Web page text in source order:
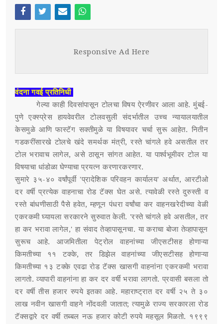
जॉब/ नोकरी
POST WITH LEFT SIDEBAR
SUB MENU 3
PARENTAL MENU
PARENTAL MENU
PARENTAL MENU
PARENTAL MENU
SUB MENU 4
संपर्क
Face
Twi
Ema
Wh
Responsive Ad Here
वंदना गवई प्रतिनिधी
गेल्या काही दिवसांपासून टोलचा विषय ऐरणीवर आला आहे. मुंबई-
पुणे एक्स्प्रेस हायवेवरील टोलवसुली संदर्भातील उच्च न्यायालयातील
केसमुळे आणि फास्टॅग सक्तीमुळे या विषयावर चर्चा सुरू आहेत. नितीन
गडकरींसारखे टोलचे खंदे समर्थक मंत्री, रस्ते चांगले हवे असतील तर
टोल भरावाच लागेल, असे ठासून सांगत आहेत. या पार्श्वभूमीवर टोल या
विषयाचा धांडोळा घेण्याचा प्रयत्न करणारकरणार.
सुमारे ३५-४० वर्षांपूर्वी 'प्रादेशिक परिवहन कार्यालय' अर्थात, आरटीओ
दर वर्षी प्रत्येक वाहनाचा रोड टॅक्स घेत असे. त्यावेळी रस्ते दुरुस्ती व
रस्ते बांधणीसाठी पैसे हवेत, म्हणून पंधरा वर्षांचा कर वाहनखरेदीच्या वेळी
एकरकमी घ्यायला सरकारने सुरुवात केली. 'रस्ते चांगले हवे असतील, तर
हा कर भरावा लागेल,' हा संवाद तेव्हापासूनचा. या कराचा बोजा तेव्हापासून
सुरूच आहे. आजमितीला पेट्रोल वाहनांच्या जीएसटीसह होणाऱ्या
किमतीच्या ११ टक्के, तर डिझेल वाहनांच्या जीएसटीसह होणाऱ्या
किमतीच्या १३ टक्के एवढा रोड टॅक्स खासगी वाहनांना एकरकमी भरावा
लागतो. व्यापारी वाहनांना हा कर दर वर्षी भरावा लागतो. प्रवासी बसला तो
दर वर्षी तीस हजार रुपये इतका आहे. महाराष्ट्रात दर वर्षी २५ ते ३०
लाख नवीन खासगी वाहने नोंदवली जातात; त्यामुळे राज्य सरकारला रोड
टॅक्सद्वारे दर वर्षी तब्बल नऊ हजार कोटी रुपये महसूल मिळतो. १९९९